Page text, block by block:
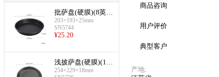
批萨盘(硬膜)(8英
寸)
203×193×25mm
SN5744
¥25.20
浅披萨盘(硬膜)(10
英寸)
254×229×18mm
商品咨询
用户评价
典型客户
产地: